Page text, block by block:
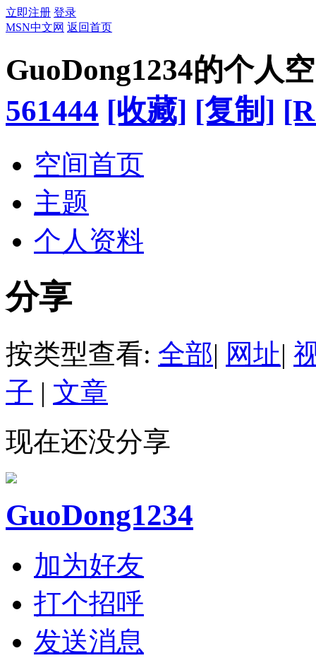
立即注册 登录
MSN中文网 返回首页
GuoDong1234的个人
561444 [收藏] [复制]
空间首页
主题
个人资料
分享
按类型查看: 全部| 网址|
子 | 文章
现在还没分享
GuoDong1234
加为好友
打个招呼
发送消息